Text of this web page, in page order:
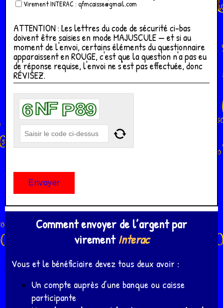
Virement INTERAC : qfmcaisse@gmail.com
ATTENTION : Les lettres du code de sécurité ci-bas
doivent être saisies en mode MAJUSCULE — et si au
moment de l'envoi, certains éléments du questionnaire
apparaissent en ROUGE, c'est que la question n'a pas eu
de réponse requise, l'envoi ne s'est pas effectuée, donc
RÉVISEZ.
Comment envoyer de l’argent par
virementInterac
Vous et le bénéficiaire devez tous deux avoir :
Un compte auprès d’une banque ou caisse
participante